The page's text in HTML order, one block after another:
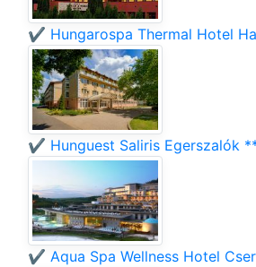
✔️ Hungarospa Thermal Hotel
✔️ Hunguest Saliris Egerszalók
✔️ Aqua Spa Wellness Hotel